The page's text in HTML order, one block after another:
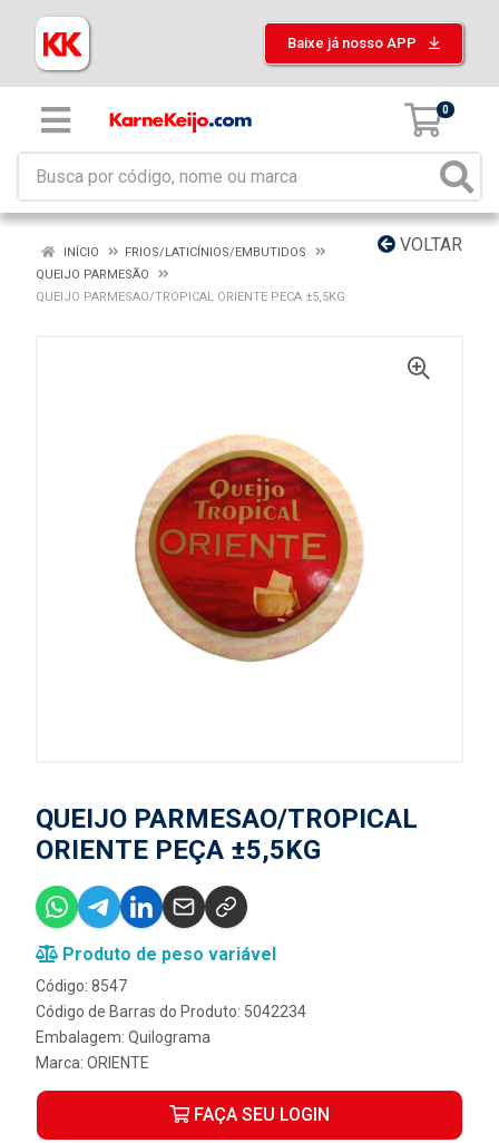
Baixe já nosso APP
0
VOLTAR
INÍCIO
FRIOS/LATICÍNIOS/EMBUTIDOS
QUEIJO PARMESÃO
QUEIJO PARMESAO/TROPICAL ORIENTE PECA ±5,5KG
QUEIJO PARMESAO/TROPICAL
ORIENTE PEÇA ±5,5KG
Produto de peso variável
Código: 8547
Código de Barras do Produto: 5042234
Embalagem: Quilograma
Marca: ORIENTE
FAÇA SEU LOGIN